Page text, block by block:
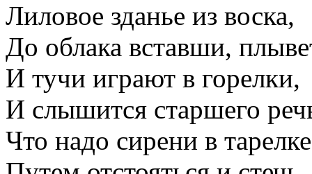
Лиловое зданье из воска,
До облака вставши,
И тучи играют в горелки,
И слышится старшего
Что надо сирени в тарелке